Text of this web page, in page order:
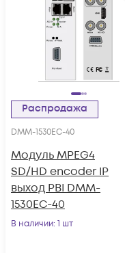
Распродажа
DMM-1530EC-40
Модуль MPEG4
SD/HD encoder IP
выход PBI DMM-
1530EC-40
В наличии: 1 шт